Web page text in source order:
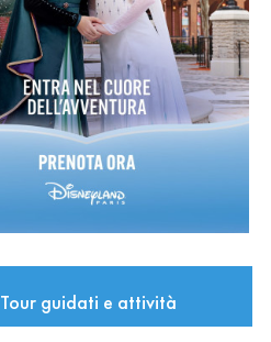
Tour guidati e attività